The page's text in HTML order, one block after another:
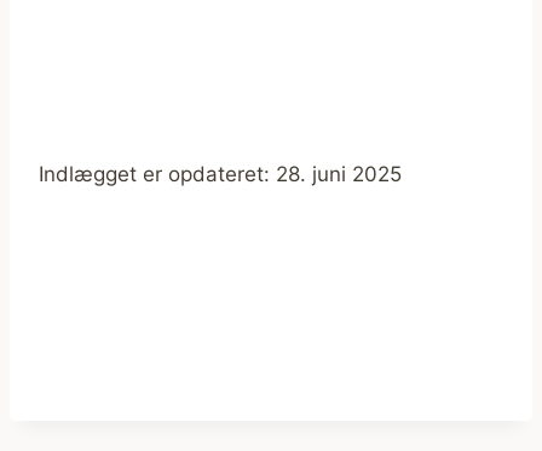
Indlægget er opdateret: 28. juni 2025